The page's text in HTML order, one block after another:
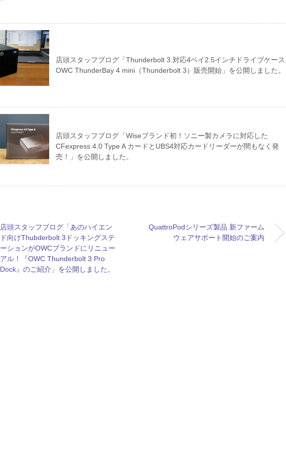
店頭スタッフブログ「Thunderbolt 3 対応4ベイ2.5インチドライブケース
OWC ThunderBay 4 mini（Thunderbolt 3）販売開始」を公開しました。
店頭スタッフブログ「Wiseブランド初！ソニー製カメラに対応した
CFexpress 4.0 Type A カードとUBS4対応カードリーダーが間もなく発
売！」を公開しました。
店頭スタッフブログ「あのハイエン
ド向けThubderbolt 3ドッキングステ
ーションがOWCブランドにリニュー
アル！『OWC Thunderbolt 3 Pro
Dock』のご紹介」を公開しました。
QuattroPodシリーズ製品 新ファーム
ウェアサポート開始のご案内